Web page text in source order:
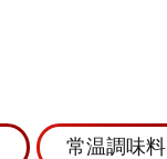
常温調味料